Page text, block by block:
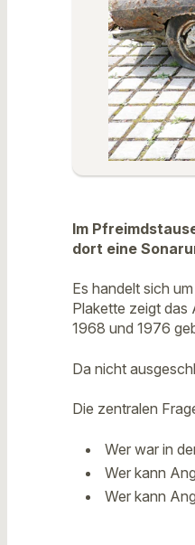
Im
dort eine
Es handelt sich
Plakette zeigt das
1968 und 1976
Da nicht
Die zentralen
Wer war in
Wer kann
Wer kann